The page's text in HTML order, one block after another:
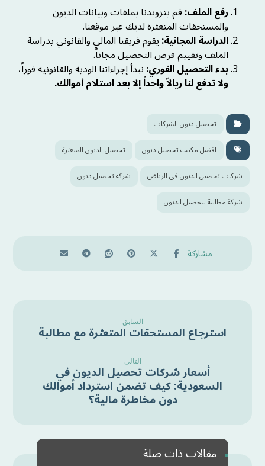
رفع الملف:قم بتزويدنا بملفات وبيانات الديون
والمستحقات المتعثرة لديك عبر موقعنا.
الدراسة المجانية:يقوم فريقنا المالي والقانوني بدراسة
الملف وتقييم فرص التحصيل مجاناً.
بدء التحصيل الفوري:نبدأ إجراءاتنا الودية والقانونية فوراً،
ولا تدفع لنا ريالاً واحداً إلا بعد استلام أموالك.
تحصيل ديون الشركات
افضل مكتب تحصيل ديون
تحصيل الديون المتعثرة
شركات تحصيل الديون في الرياض
شركة تحصيل ديون
شركة مطالبة لتحصيل الديون
السابق
استرجاع المستحقات المتعثرة مع مطالبة
التالى
أسعار شركات تحصيل الديون في
السعودية: كيف تضمن استرداد أموالك
دون مخاطرة مالية؟
مقالات ذات صلة